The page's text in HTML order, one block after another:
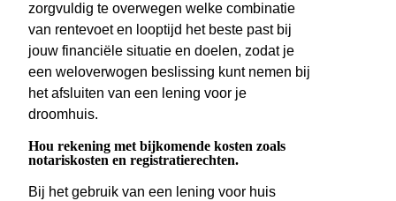
zorgvuldig te overwegen welke combinatie
van rentevoet en looptijd het beste past bij
jouw financiële situatie en doelen, zodat je
een weloverwogen beslissing kunt nemen bij
het afsluiten van een lening voor je
droomhuis.
Hou rekening met bijkomende kosten zoals
notariskosten en registratierechten.
Bij het gebruik van een lening voor huis